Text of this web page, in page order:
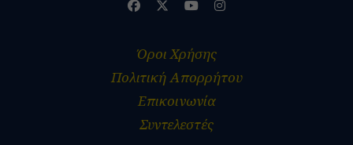
Όροι Χρήσης
Πολιτική Απορρήτου
Επικοινωνία
Συντελεστές